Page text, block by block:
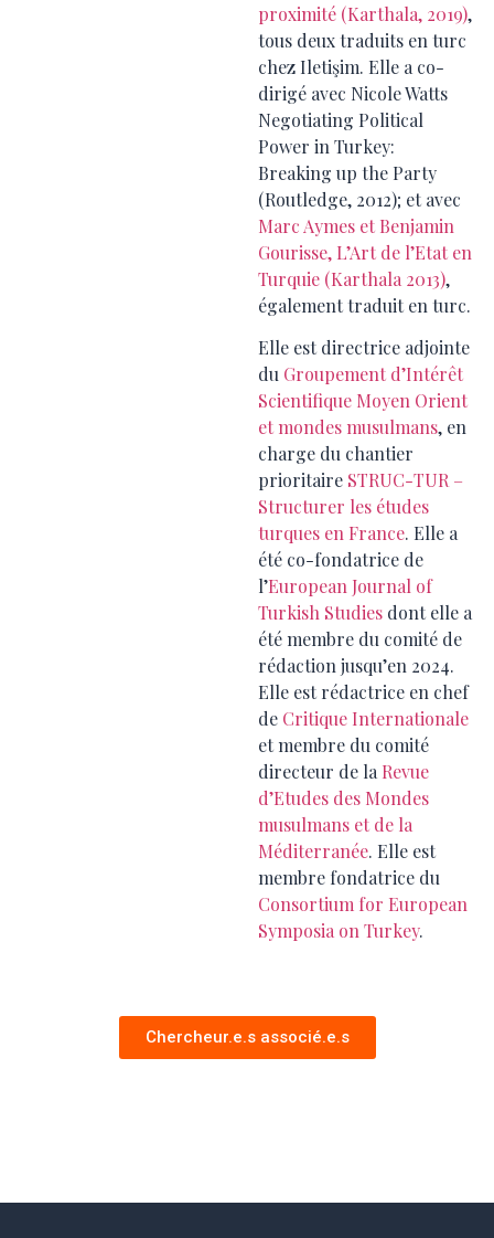
proximité (Karthala, 2019),
tous deux traduits en turc
chez Iletişim. Elle a co-
dirigé avec Nicole Watts
Negotiating Political
Power in Turkey:
Breaking up the Party
(Routledge, 2012); et avec
Marc Aymes et Benjamin
Gourisse, L’Art de l’Etat en
Turquie (Karthala 2013),
également traduit en turc.
Elle est directrice adjointe
du Groupement d’Intérêt
Scientifique Moyen Orient
et mondes musulmans, en
charge du chantier
prioritaire STRUC-TUR –
Structurer les études
turques en France. Elle a
été co-fondatrice de
l’European Journal of
Turkish Studies dont elle a
été membre du comité de
rédaction jusqu’en 2024.
Elle est rédactrice en chef
de Critique Internationale
et membre du comité
directeur de la Revue
d’Etudes des Mondes
musulmans et de la
Méditerranée. Elle est
membre fondatrice du
Consortium for European
Symposia on Turkey.
Chercheur.e.s associé.e.s